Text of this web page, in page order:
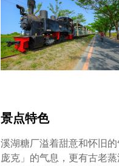
景点特色
溪湖糖厂溢着甜意和怀旧
庞克」的气息，更有古老